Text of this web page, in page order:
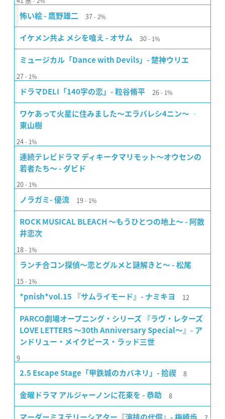
怖い絵 - 鷹野雄二 37 2%
イケメン共よ メシを喰え - オサム 30 1%
ミュージカル「Dance with Devils」- 楚神ウリエ
27 1%
ドラマDELI「140字の恋」- 粒谷脩平 26 1%
ワケあって火星に住みました〜エラバレシ4ニン〜 ‐
東山樹
24 1%
連続テレビドラマ ディキータマリモット〜オウセンの
若者たち〜 - ダビド
20 1%
ノラガミ- 優流 19 1%
ROCK MUSICAL BLEACH 〜もうひとつの地上〜 - 阿散
井恋次
18 1%
ランチ合コン探偵〜恋とグルメと謎解きと〜 - 松尾
15 1%
*pnish*vol.15 『サムライモード』- ナミキヨ 12
PARCO劇場オープニング・シリーズ 『ラヴ・レターズ
LOVE LETTERS 〜30th Anniversary Special〜』- ア
ンドリュー・メイクピース・ラッド三世
9
2.5 Escape Stage「甲鉄城のカバネリ」- 拾禊 8
金曜ドラマ アルジャーノンに花束を - 恭助 8
マーダーミステリーシアター『演技の代償』- 梅崎歩